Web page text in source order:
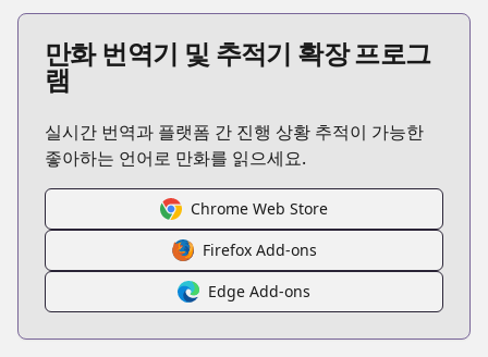
만화 번역기 및 추적기 확장 프로그
램
실시간 번역과 플랫폼 간 진행 상황 추적이 가능한
좋아하는 언어로 만화를 읽으세요.
Chrome Web Store
Firefox Add-ons
Edge Add-ons